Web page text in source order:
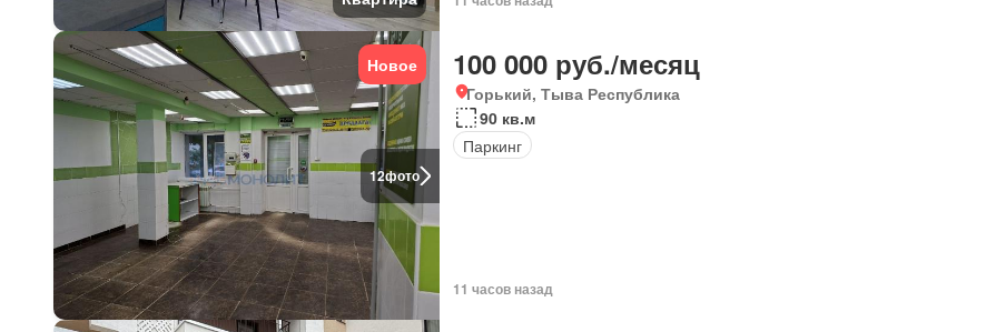
12фото
Новое 100 000 руб./месяц
Горький, Тыва Республика
90 кв.м
Паркинг
11 часов назад